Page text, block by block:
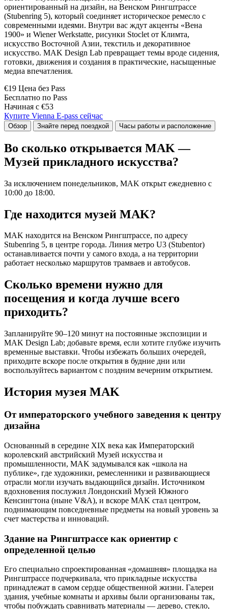
ориентированный на дизайн, на Венском Рингштрассе
(Stubenring 5), который соединяет историческое ремесло с
современными идеями. Внутри вас ждут акценты «Вена
1900» и Wiener Werkstatte, рисунки Stoclet от Климта,
искусство Восточной Азии, текстиль и декоративное
искусство. MAK Design Lab превращает темы вроде сидения,
готовки, движения и создания в практические, насыщенные
медиа впечатления.
€19 Цена без Pass
Бесплатно по Pass
Начиная с €53
Купите Vienna E-pass сейчас
Обзор Знайте перед поездкой Часы работы и расположение
Во сколько открывается MAK —
Музей прикладного искусства?
За исключением понедельников, MAK открыт ежедневно с
10:00 до 18:00.
Где находится музей MAK?
MAK находится на Венском Рингштрассе, по адресу
Stubenring 5, в центре города. Линия метро U3 (Stubentor)
останавливается почти у самого входа, а на территории
работает несколько маршрутов трамваев и автобусов.
Сколько времени нужно для
посещения и когда лучше всего
приходить?
Запланируйте 90–120 минут на постоянные экспозиции и
MAK Design Lab; добавьте время, если хотите глубже изучить
временные выставки. Чтобы избежать больших очередей,
приходите вскоре после открытия в будние дни или
воспользуйтесь вариантом с поздним вечерним открытием.
История музея MAK
От императорского учебного заведения к центру
дизайна
Основанный в середине XIX века как Императорский
королевский австрийский Музей искусства и
промышленности, MAK задумывался как «школа на
публике», где художники, ремесленники и развивающиеся
отрасли могли изучать выдающийся дизайн. Источником
вдохновения послужил Лондонский Музей Южного
Кенсингтона (ныне V&A), и вскоре MAK стал центром,
поднимающим повседневные предметы на новый уровень за
счет мастерства и инноваций.
Здание на Рингштрассе как ориентир с
определенной целью
Его специально спроектированная «домашняя» площадка на
Рингштрассе подчеркивала, что прикладные искусства
принадлежат в самом сердце общественной жизни. Галереи
здания, учебные комнаты и архивы были организованы так,
чтобы побуждать сравнивать материалы — дерево, стекло,